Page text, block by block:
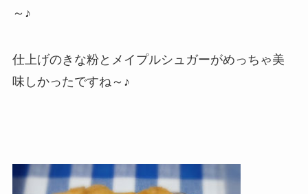
～♪
仕上げのきな粉とメイプルシュガーがめっちゃ美
味しかったですね～♪